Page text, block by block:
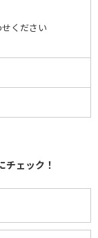
ください
チェック！